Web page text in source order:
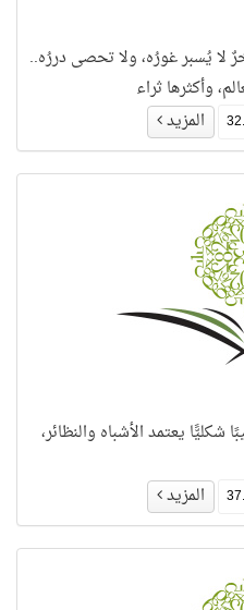
لا يُسبر غورُه، ولا تحصى دررُه..
وأكثرها ثراء
المزيد
شكليًّا يعتمد الأشباه والنظائر،
المزيد